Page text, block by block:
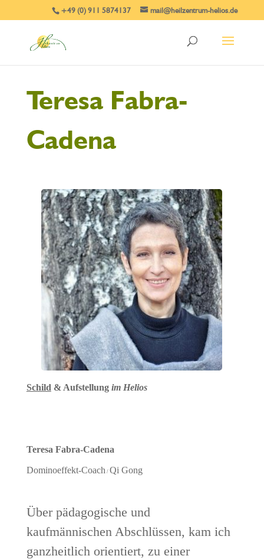
+49 (0) 911 5874137 mail@heilzentrum-helios.de
Teresa Fabra-
Cadena
Schild & Aufstellung im Helios
Teresa Fabra-Cadena
Dominoeffekt-Coach/ Qi Gong
Über pädagogische und
kaufmännischen Abschlüssen, kam ich
ganzheitlich orientiert, zu einer